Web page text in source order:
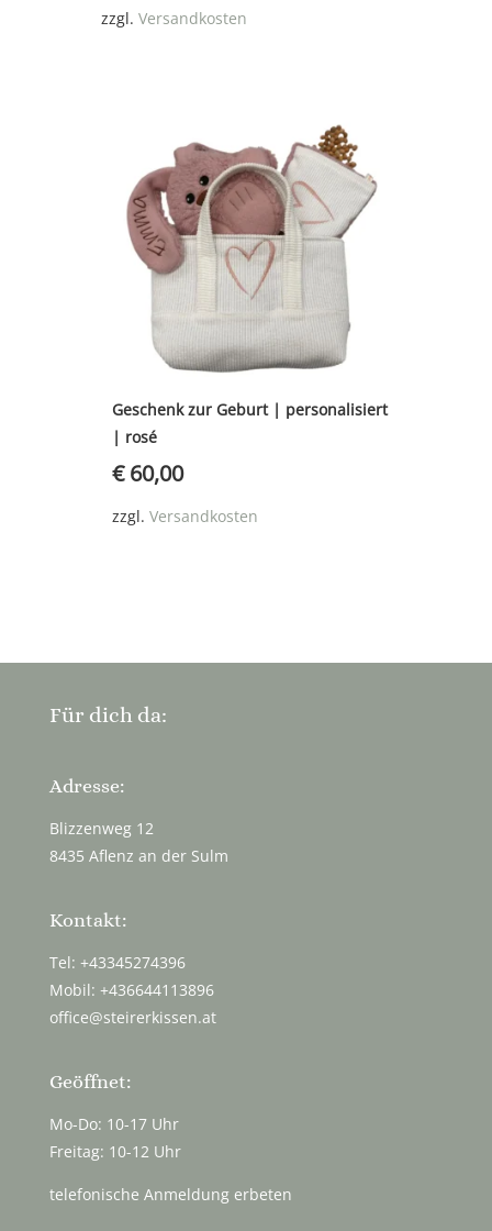
zzgl. Versandkosten
Geschenk zur Geburt | personalisiert
| rosé
€60,00
zzgl.Versandkosten
Für dich da:
Adresse:
Blizzenweg 12
8435 Aflenz an der Sulm
Kontakt:
Tel: +43345274396
Mobil: +436644113896
office@steirerkissen.at
Geöffnet:
Mo-Do: 10-17 Uhr
Freitag: 10-12 Uhr
telefonische Anmeldung erbeten